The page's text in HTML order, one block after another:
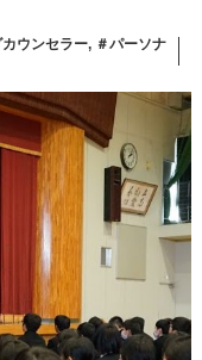
ウンセラー, ＃パーソナ